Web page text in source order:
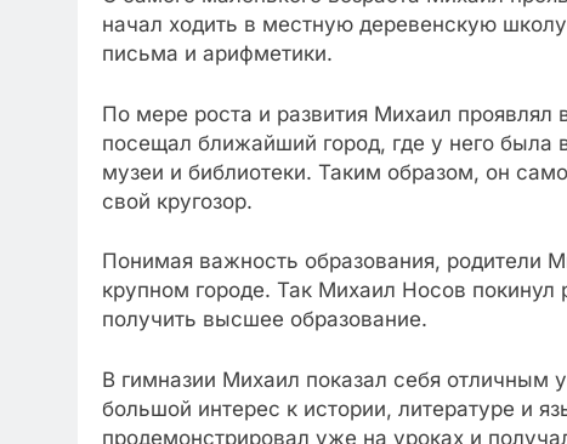
начал ходить в местную деревенскую
письма и арифметики.
По мере роста и развития Михаил проявлял
посещал ближайший город, где у него
музеи и библиотеки. Таким образом, он
свой кругозор.
Понимая важность образования, родители
крупном городе. Так Михаил Носов
получить высшее образование.
В гимназии Михаил показал себя отличным
большой интерес к истории, литературе и
продемонстрировал уже на уроках и